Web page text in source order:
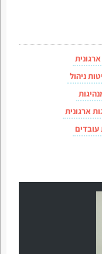
ניהול
ארגונית